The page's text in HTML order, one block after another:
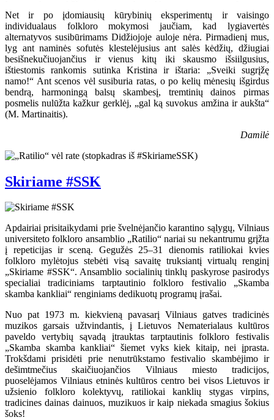
Net ir po įdomiausių kūrybinių eksperimentų ir vaisingo
individualaus folkloro mokymosi jaučiam, kad lygiavertės
alternatyvos susibūrimams Didžiojoje auloje nėra. Pirmadienį mus,
lyg ant naminės sofutės klestelėjusius ant salės kėdžių, džiugiai
besišnekučiuojančius ir vienus kitų iki skausmo išsiilgusius,
ištiestomis rankomis sutinka Kristina ir ištaria: „Sveiki sugrįžę
namo!“ Ant scenos vėl susiburia ratas, o po kelių mėnesių išgirdus
bendrą, harmoningą balsų skambesį, tremtinių dainos pirmas
posmelis nulūžta kažkur gerklėj, „gal ką suvokus amžina ir aukšta“
(M. Martinaitis).
Damilė
Skiriame #SSK
Apdairiai prisitaikydami prie švelnėjančio karantino sąlygų, Vilniaus
universiteto folkloro ansamblio „Ratilio“ nariai su nekantrumu grįžta
į repeticijas ir sceną. Gegužės 25–31 dienomis ratiliokai kvies
folkloro mylėtojus stebėti visą savaitę truksiantį virtualų renginį
„Skiriame #SSK“. Ansamblio socialinių tinklų paskyrose pasirodys
specialiai tradiciniams tarptautinio folkloro festivalio „Skamba
skamba kankliai“ renginiams dedikuotų programų įrašai.
Nuo pat 1973 m. kiekvieną pavasarį Vilniaus gatves tradicinės
muzikos garsais užtvindantis, į Lietuvos Nematerialaus kultūros
paveldo vertybių sąvadą įtrauktas tarptautinis folkloro festivalis
„Skamba skamba kankliai“ šiemet vyks kiek kitaip, nei įprasta.
Trokšdami prisidėti prie nenutrūkstamo festivalio skambėjimo ir
dešimtmečius skaičiuojančios Vilniaus miesto tradicijos,
puoselėjamos Vilniaus etninės kultūros centro bei visos Lietuvos ir
užsienio folkloro kolektyvų, ratiliokai kanklių stygas virpins,
tradicines dainas dainuos, muzikuos ir kaip niekada smagius šokius
šoks!